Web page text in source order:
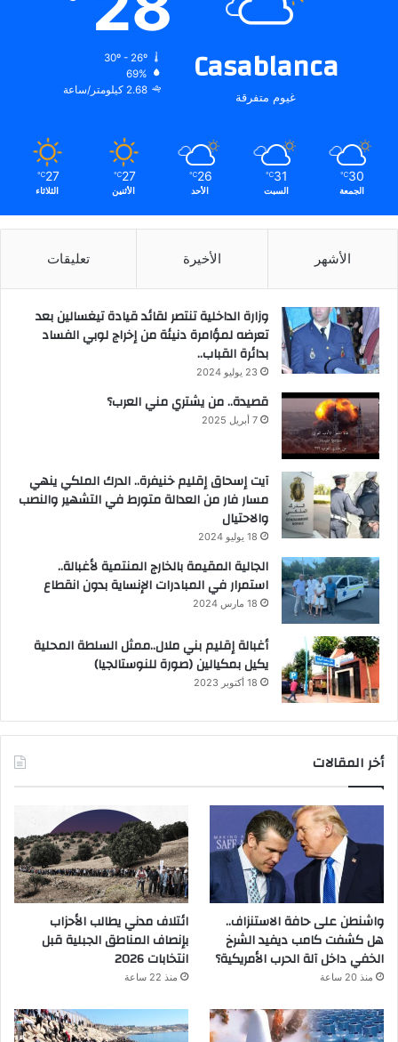
Casablanca
غيوم متفرقة
30º - 26º
69%
2.68 كيلومتر/ساعة
30
℃
الجمعة
31
℃
السبت
26
℃
الأحد
27
℃
الأثنين
27
℃
الثلاثاء
الأشهر الأخيرة تعليقات
وزارة الداخلية تنتصر لقائد قيادة تيغسالين بعد
تعرضه لمؤامرة دنيئة من إخراج لوبي الفساد
بدائرة القباب..
23 يوليو 2024
قصيدة.. من يشتري مني العرب؟
7 أبريل 2025
آيت إسحاق إقليم خنيفرة.. الدرك الملكي ينهي
مسار فار من العدالة متورط في التشهير والنصب
والاحتيال
18 يوليو 2024
الجالية المقيمة بالخارج المنتمية لأغبالة..
استمرار في المبادرات الإنساية بدون انقطاع
18 مارس 2024
أغبالة إقليم بني ملال..ممثل السلطة المحلية
يكيل بمكيالين (صورة للنوستالجيا)
18 أكتوبر 2023
أخر المقالات
واشنطن على حافة الاستنزاف..
هل كشفت كامب ديفيد الشرخ
الخفي داخل آلة الحرب الأمريكية؟
منذ 20 ساعة
ائتلاف مدني يطالب الأحزاب
بإنصاف المناطق الجبلية قبل
انتخابات 2026
منذ 22 ساعة